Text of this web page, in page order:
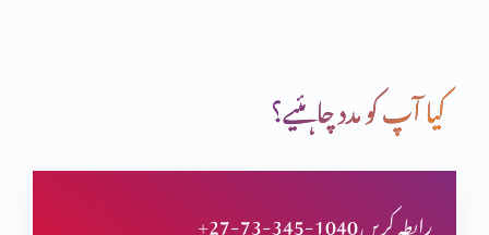
یہ کون ہے؟
کیا آپ کو مدد چاہئیے؟
+27-73-345-1040 رابطہ کریں